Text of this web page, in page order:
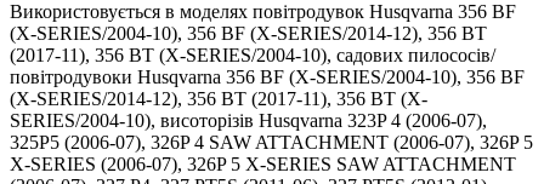
Використовується в моделях повітродувок Husqvarna 356 BF
(X-SERIES/2004-10), 356 BF (X-SERIES/2014-12), 356 BT
(2017-11), 356 BT (X-SERIES/2004-10), садових пилососів/
повітродувоки Husqvarna 356 BF (X-SERIES/2004-10), 356 BF
(X-SERIES/2014-12), 356 BT (2017-11), 356 BT (X-
SERIES/2004-10), висоторізів Husqvarna 323P 4 (2006-07),
325P5 (2006-07), 326P 4 SAW ATTACHMENT (2006-07), 326P 5
X-SERIES (2006-07), 326P 5 X-SERIES SAW ATTACHMENT